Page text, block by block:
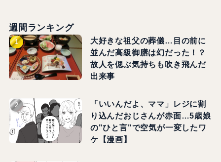
週間ランキング
大好きな祖父の葬儀…目の前に
並んだ高級御膳は幻だった！？
故人を偲ぶ気持ちも吹き飛んだ
出来事
「いいんだよ、ママ」レジに割
り込んだおじさんが赤面…5歳娘
の"ひと言"で空気が一変したワ
ケ【漫画】